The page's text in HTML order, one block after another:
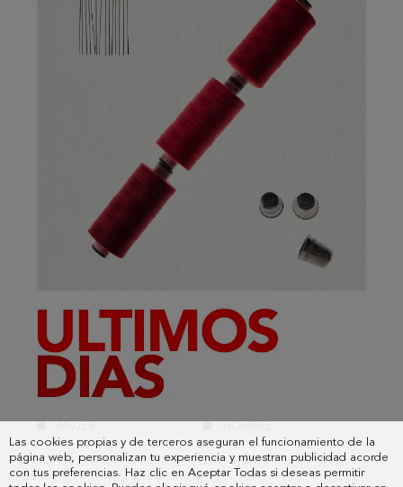
Las cookies propias y de terceros aseguran el funcionamiento de la
página web, personalizan tu experiencia y muestran publicidad acorde
con tus preferencias. Haz clic en Aceptar Todas si deseas permitir